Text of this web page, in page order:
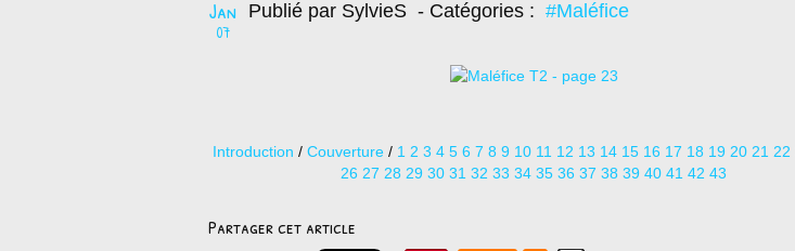
Jan
07
Publié par SylvieS - Catégories : #Maléfice
Introduction / Couverture/ 1 2 3 4 5 6 7 8 9 10 11 12 13 14 15 16 17 18 19 20 21 22
26 27 28 29 30 31 32 33 34 35 36 37 38 39 40 41 42 43
Partager cet article